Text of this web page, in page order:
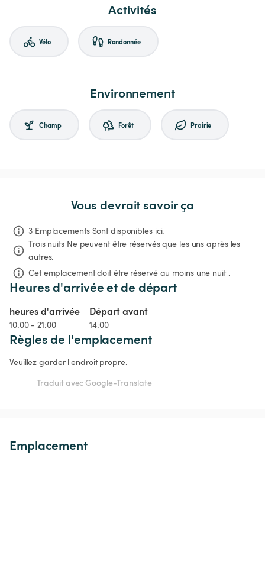
Activités
Vélo Randonnée
Environnement
Champ Forêt Prairie
Vous devrait savoir ça
3 Emplacements Sont disponibles ici.
Trois nuits Ne peuvent être réservés que les uns après les
autres.
Cet emplacement doit être réservé au moins une nuit .
Heures d'arrivée et de départ
heures d'arrivée
10:00 - 21:00
Départ avant
14:00
Règles de l'emplacement
Veuillez garder l'endroit propre.
Traduit avec Google-Translate
Emplacement